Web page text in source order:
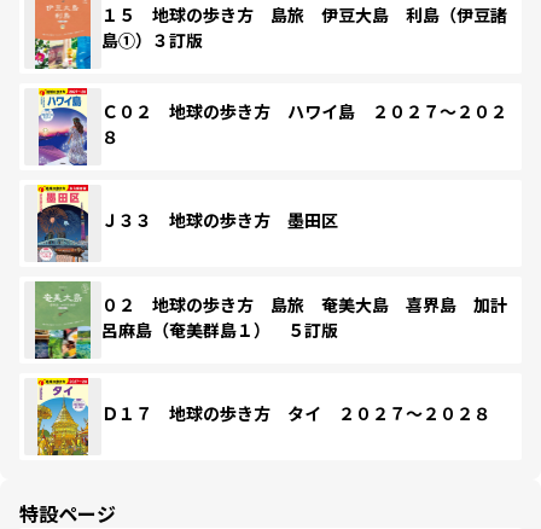
１５ 地球の歩き方 島旅 伊豆大島 利島（伊豆諸
島①）３訂版
Ｃ０２ 地球の歩き方 ハワイ島 ２０２７～２０２
８
Ｊ３３ 地球の歩き方 墨田区
０２ 地球の歩き方 島旅 奄美大島 喜界島 加計
呂麻島（奄美群島１） ５訂版
Ｄ１７ 地球の歩き方 タイ ２０２７～２０２８
特設ページ